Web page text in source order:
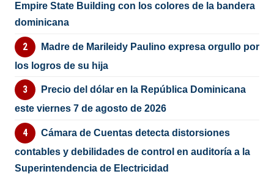
Empire State Building con los colores de la bandera
dominicana
Madre de Marileidy Paulino expresa orgullo por
los logros de su hija
Precio del dólar en la República Dominicana
este viernes 7 de agosto de 2026
Cámara de Cuentas detecta distorsiones
contables y debilidades de control en auditoría a la
Superintendencia de Electricidad